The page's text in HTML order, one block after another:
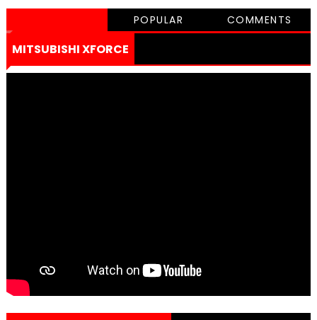
POPULAR COMMENTS
MITSUBISHI XFORCE